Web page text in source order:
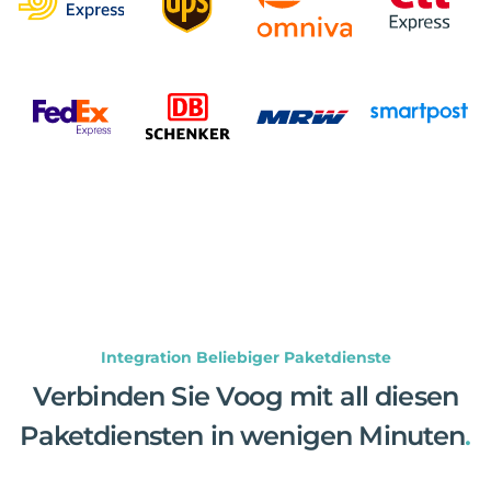
Integration Beliebiger Paketdienste
Verbinden Sie Voog mit all diesen
Paketdiensten in wenigen Minuten.